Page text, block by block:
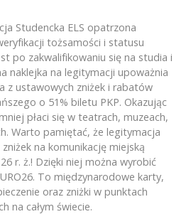
Studencka ELS opatrzona
tożsamości i statusu
po zakwalifikowaniu się na studia i
naklejka na legitymacji upoważnia
z ustawowych zniżek i rabatów
o 51% biletu PKP. Okazując
płaci się w teatrach, muzeach,
Warto pamiętać, że legitymacja
na komunikację miejską
r. ż.! Dzięki niej można wyrobić
To międzynarodowe karty,
oraz zniżki w punktach
na całym świecie.